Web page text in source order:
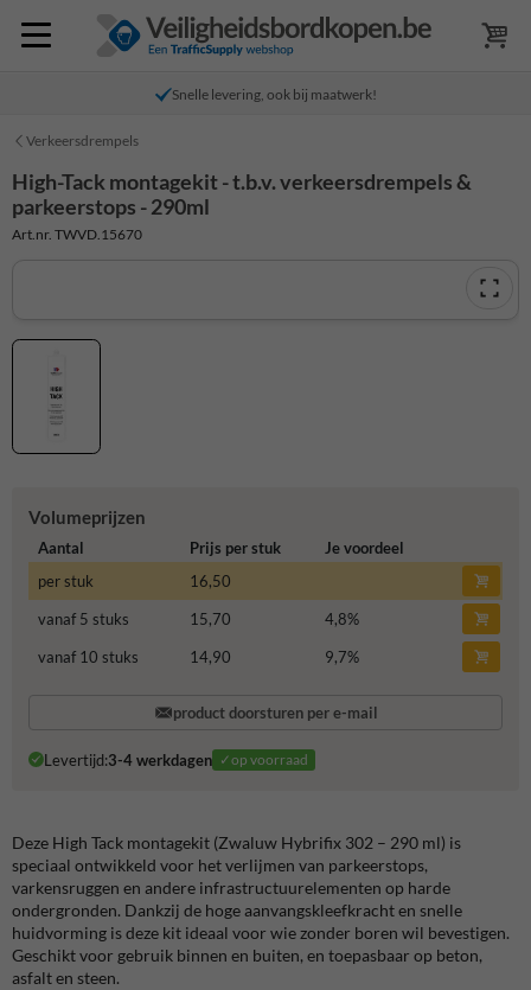
Snelle levering, ook bij maatwerk!
Verkeersdrempels
High-Tack montagekit - t.b.v. verkeersdrempels &
parkeerstops - 290ml
Art.nr. TWVD.15670
Volumeprijzen
Aantal Prijs per stuk
Je voordeel
per stuk
16,50
vanaf 5 stuks
15,70 4,8%
vanaf 10 stuks
14,90 9,7%
product doorsturen per e-mail
Levertijd:3-4 werkdagen ✓op voorraad
Deze High Tack montagekit (Zwaluw Hybrifix 302 – 290 ml) is
speciaal ontwikkeld voor het verlijmen van parkeerstops,
varkensruggen en andere infrastructuurelementen op harde
ondergronden. Dankzij de hoge aanvangskleefkracht en snelle
huidvorming is deze kit ideaal voor wie zonder boren wil bevestigen.
Geschikt voor gebruik binnen en buiten, en toepasbaar op beton,
asfalt en steen.